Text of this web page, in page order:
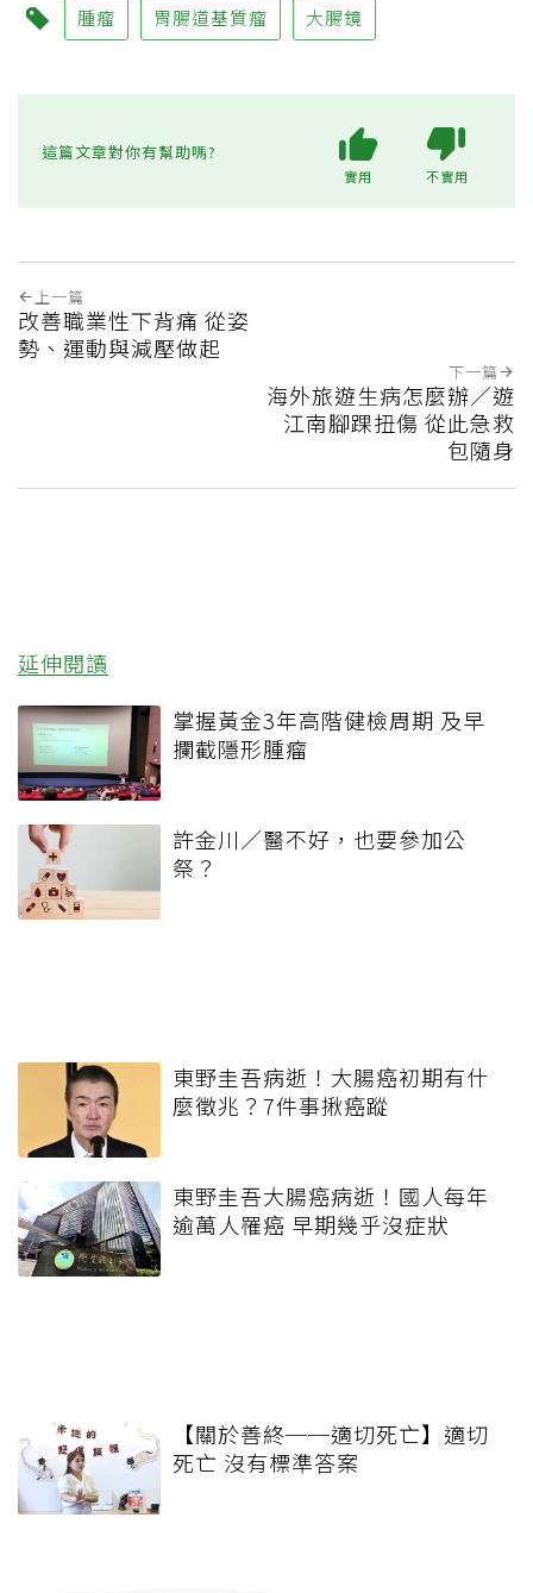
腫瘤 胃腸道基質瘤 大腸鏡
這篇文章對你有幫助嗎?
實用 不實用
上一篇
改善職業性下背痛 從姿
勢、運動與減壓做起
下一篇
海外旅遊生病怎麼辦／遊
江南腳踝扭傷 從此急救
包隨身
延伸閱讀
掌握黃金3年高階健檢周期 及早
攔截隱形腫瘤
許金川／醫不好，也要參加公
祭？
東野圭吾病逝！大腸癌初期有什
麼徵兆？7件事揪癌蹤
東野圭吾大腸癌病逝！國人每年
逾萬人罹癌 早期幾乎沒症狀
【關於善終──適切死亡】適切
死亡 沒有標準答案